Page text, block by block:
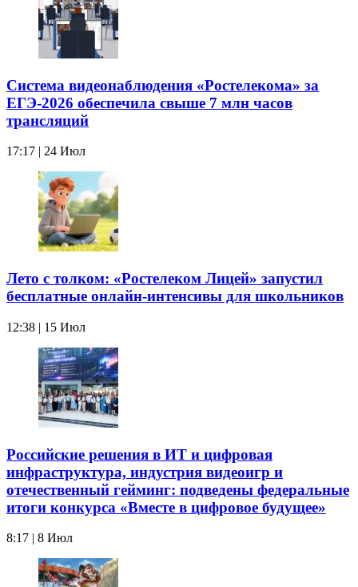
Система видеонаблюдения «Ростелекома» за
ЕГЭ-2026 обеспечила свыше 7 млн часов
трансляций
17:17 | 24 Июл
Лето с толком: «Ростелеком Лицей» запустил
бесплатные онлайн-интенсивы для школьников
12:38 | 15 Июл
Российские решения в ИТ и цифровая
инфраструктура, индустрия видеоигр и
отечественный гейминг: подведены федеральные
итоги конкурса «Вместе в цифровое будущее»
8:17 | 8 Июл